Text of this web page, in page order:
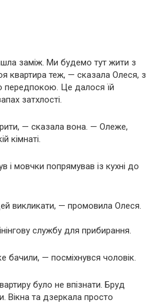
заміж. Ми будемо тут жити з
квартира теж, — сказала Олеся, з
передпокою. Це далося їй
затхлості.
— сказала вона. — Олеже,
кімнаті.
і мовчки попрямував із кухні до
викликати, — промовила Олеся.
службу для прибирання.
бачили, — посміхнувся чоловік.
було не впізнати. Бруд
Вікна та дзеркала просто